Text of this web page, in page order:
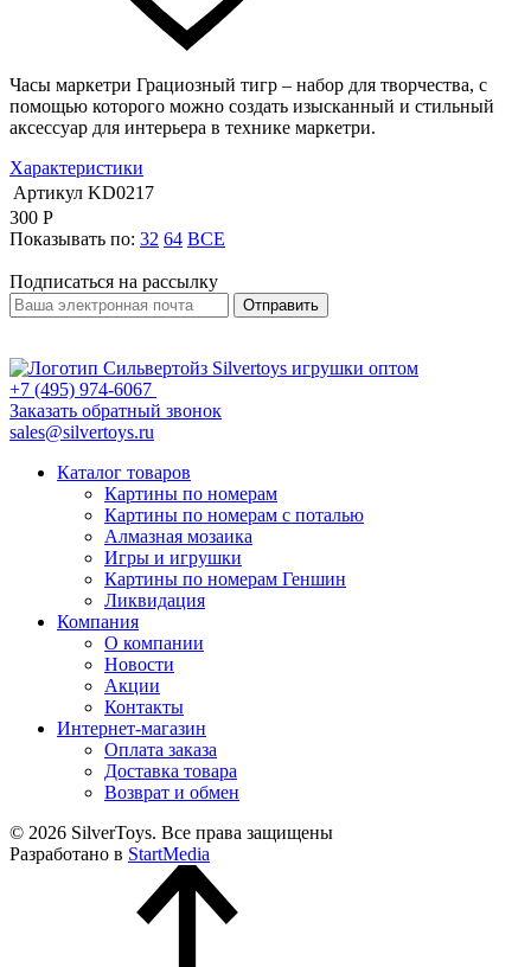
Часы маркетри Грациозный тигр – набор для творчества, с
помощью которого можно создать изысканный и стильный
аксессуар для интерьера в технике маркетри.
Характеристики
Артикул KD0217
300 Р
Показывать по: 32 64 ВСЕ
Подписаться на рассылку
Отправить
+7 (495) 974-6067
Заказать обратный звонок
sales@silvertoys.ru
Каталог товаров
Картины по номерам
Картины по номерам с поталью
Алмазная мозаика
Игры и игрушки
Картины по номерам Геншин
Ликвидация
Компания
О компании
Новости
Акции
Контакты
Интернет-магазин
Оплата заказа
Доставка товара
Возврат и обмен
© 2026 SilverToys. Все права защищены
Разработано в StartMedia